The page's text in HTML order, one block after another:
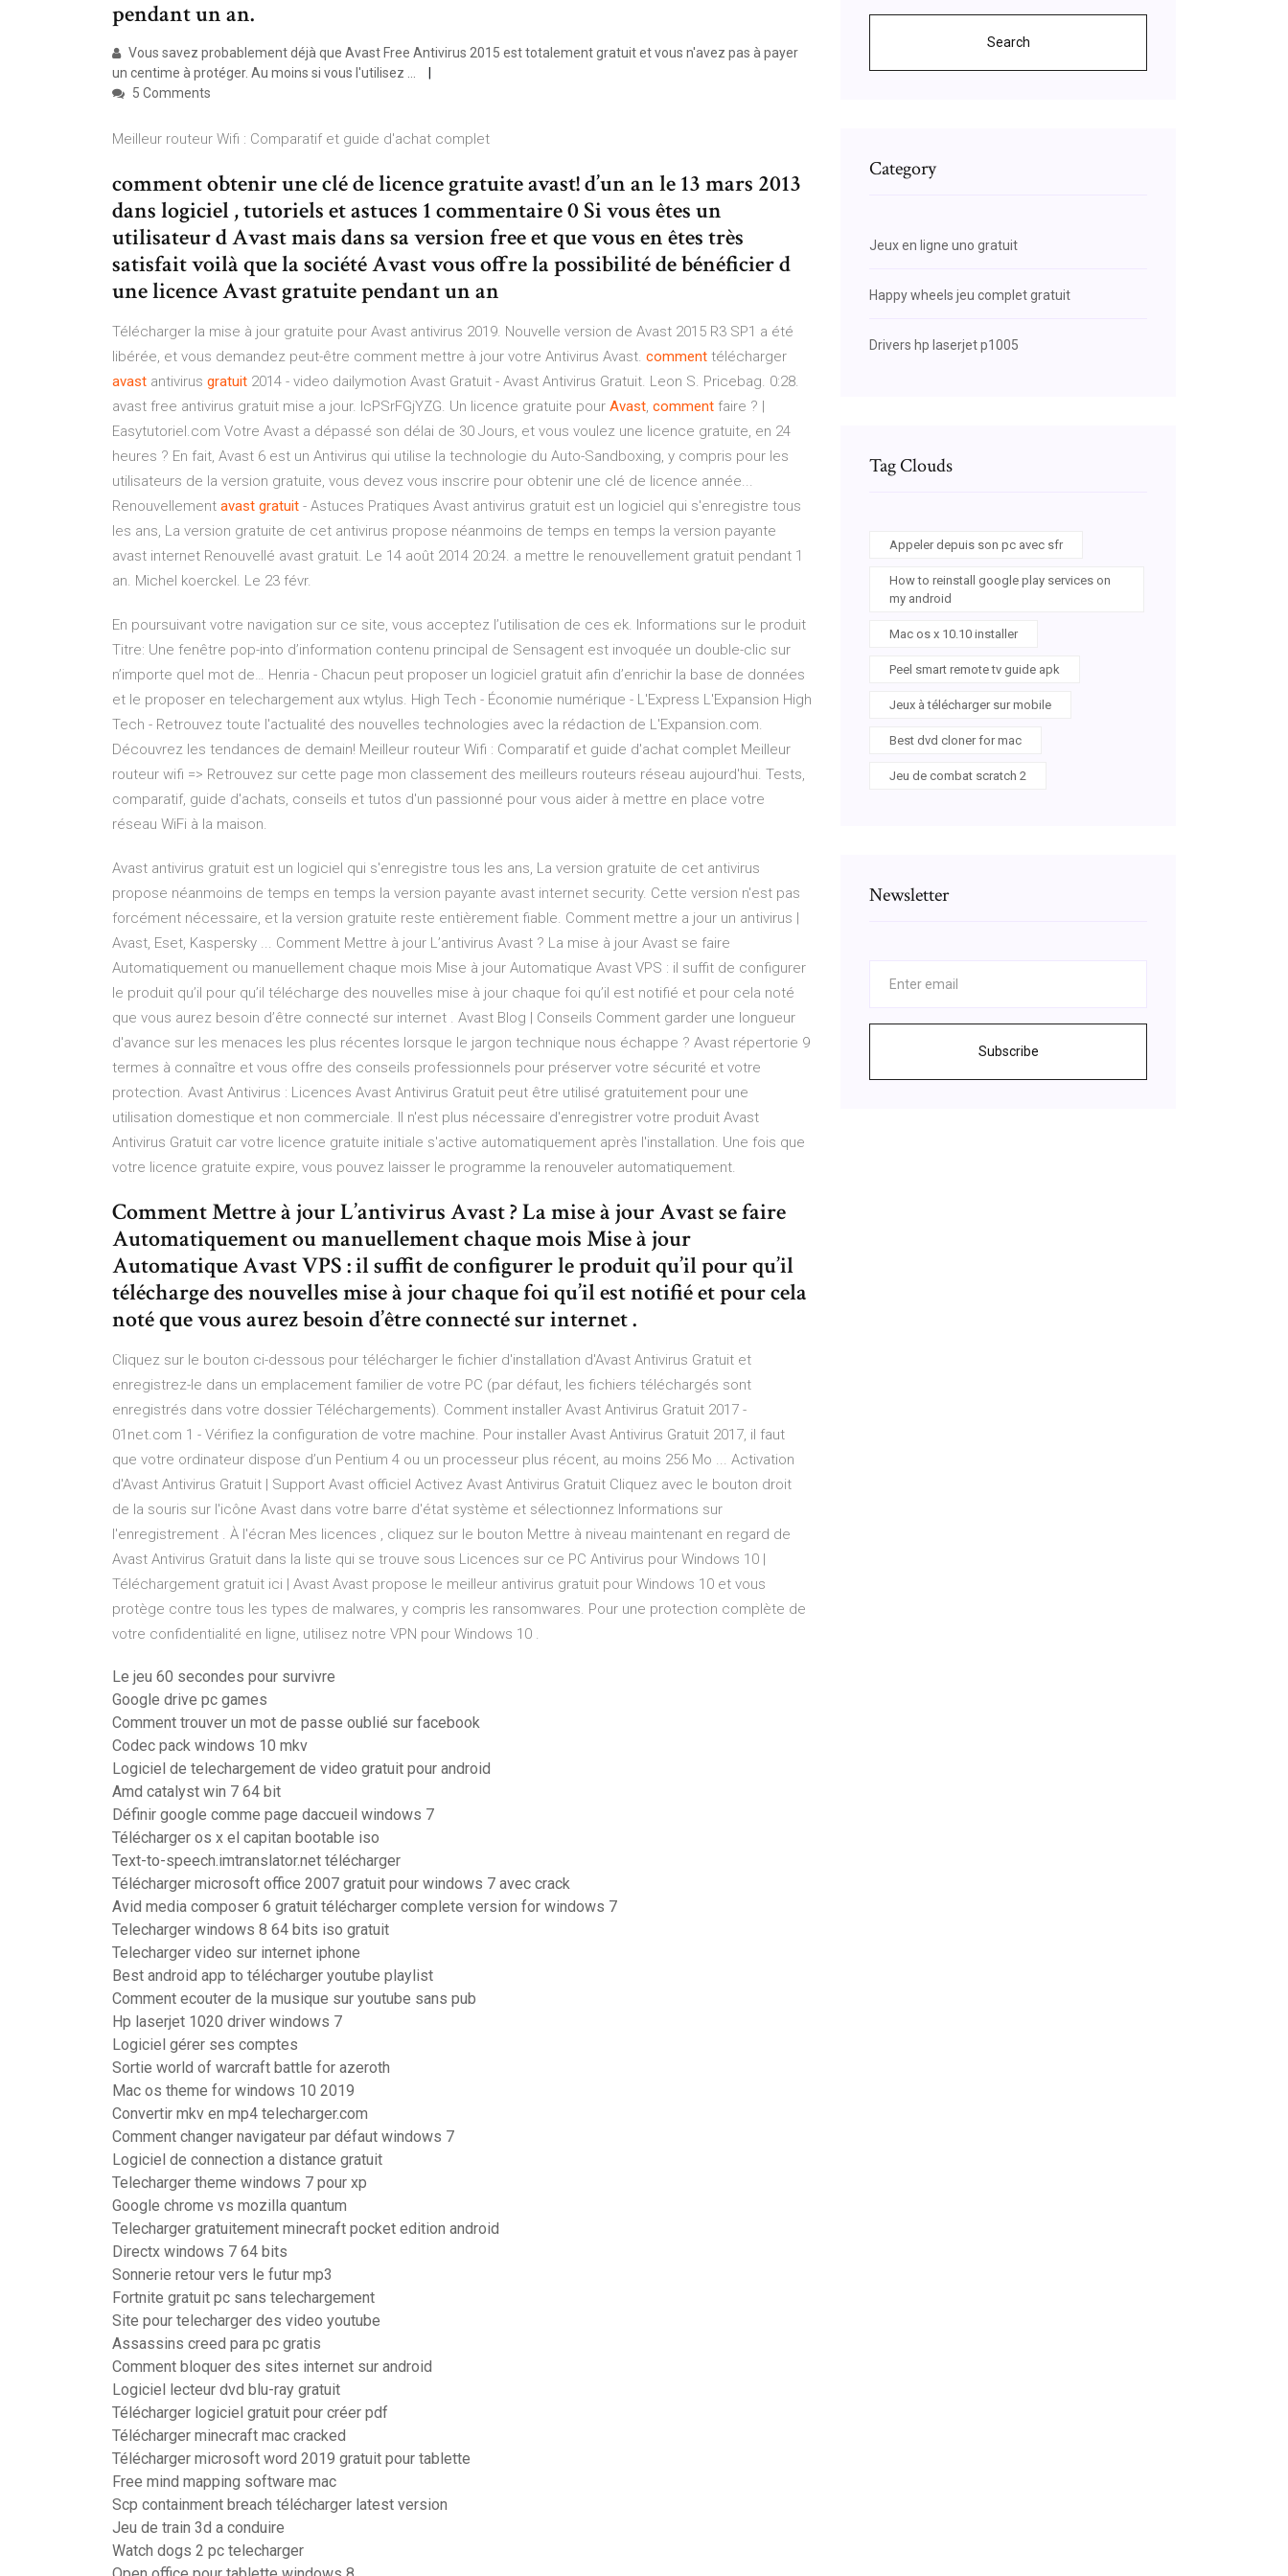
pendant un an.
Vous savez probablement déjà que Avast Free Antivirus 2015 est totalement gratuit et vous n'avez pas à payer
un centime à protéger. Au moins si vous l'utilisez ...
5 Comments
Meilleur routeur Wifi : Comparatif et guide d'achat complet
comment obtenir une clé de licence gratuite avast! d’un an le 13 mars 2013
dans logiciel , tutoriels et astuces 1 commentaire 0 Si vous êtes un
utilisateur d Avast mais dans sa version free et que vous en êtes très
satisfait voilà que la société Avast vous offre la possibilité de bénéficier d
une licence Avast gratuite pendant un an
Télécharger la mise à jour gratuite pour Avast antivirus 2019. Nouvelle version de Avast 2015 R3 SP1 a été
libérée, et vous demandez peut-être comment mettre à jour votre Antivirus Avast. comment télécharger
avast antivirus gratuit 2014 - video dailymotion Avast Gratuit - Avast Antivirus Gratuit. Leon S. Pricebag. 0:28.
avast free antivirus gratuit mise a jour. lcPSrFGjYZG. Un licence gratuite pour Avast, comment faire ? |
Easytutoriel.com Votre Avast a dépassé son délai de 30 Jours, et vous voulez une licence gratuite, en 24
heures ? En fait, Avast 6 est un Antivirus qui utilise la technologie du Auto-Sandboxing, y compris pour les
utilisateurs de la version gratuite, vous devez vous inscrire pour obtenir une clé de licence année...
Renouvellement avast gratuit - Astuces Pratiques Avast antivirus gratuit est un logiciel qui s'enregistre tous
les ans, La version gratuite de cet antivirus propose néanmoins de temps en temps la version payante
avast internet Renouvellé avast gratuit. Le 14 août 2014 20:24. a mettre le renouvellement gratuit pendant 1
an. Michel koerckel. Le 23 févr.
En poursuivant votre navigation sur ce site, vous acceptez l’utilisation de ces ek. Informations sur le produit
Titre: Une fenêtre pop-into d’information contenu principal de Sensagent est invoquée un double-clic sur
n’importe quel mot de… Henria - Chacun peut proposer un logiciel gratuit afin d’enrichir la base de données
et le proposer en telechargement aux wtylus. High Tech - Économie numérique - L'Express L'Expansion High
Tech - Retrouvez toute l'actualité des nouvelles technologies avec la rédaction de L'Expansion.com.
Découvrez les tendances de demain! Meilleur routeur Wifi : Comparatif et guide d'achat complet Meilleur
routeur wifi => Retrouvez sur cette page mon classement des meilleurs routeurs réseau aujourd'hui. Tests,
comparatif, guide d'achats, conseils et tutos d'un passionné pour vous aider à mettre en place votre
réseau WiFi à la maison.
Avast antivirus gratuit est un logiciel qui s'enregistre tous les ans, La version gratuite de cet antivirus
propose néanmoins de temps en temps la version payante avast internet security. Cette version n'est pas
forcément nécessaire, et la version gratuite reste entièrement fiable. Comment mettre a jour un antivirus |
Avast, Eset, Kaspersky ... Comment Mettre à jour L’antivirus Avast ? La mise à jour Avast se faire
Automatiquement ou manuellement chaque mois Mise à jour Automatique Avast VPS : il suffit de configurer
le produit qu’il pour qu’il télécharge des nouvelles mise à jour chaque foi qu’il est notifié et pour cela noté
que vous aurez besoin d’être connecté sur internet . Avast Blog | Conseils Comment garder une longueur
d'avance sur les menaces les plus récentes lorsque le jargon technique nous échappe ? Avast répertorie 9
termes à connaître et vous offre des conseils professionnels pour préserver votre sécurité et votre
protection. Avast Antivirus : Licences Avast Antivirus Gratuit peut être utilisé gratuitement pour une
utilisation domestique et non commerciale. Il n'est plus nécessaire d'enregistrer votre produit Avast
Antivirus Gratuit car votre licence gratuite initiale s'active automatiquement après l'installation. Une fois que
votre licence gratuite expire, vous pouvez laisser le programme la renouveler automatiquement.
Comment Mettre à jour L’antivirus Avast ? La mise à jour Avast se faire
Automatiquement ou manuellement chaque mois Mise à jour
Automatique Avast VPS : il suffit de configurer le produit qu’il pour qu’il
télécharge des nouvelles mise à jour chaque foi qu’il est notifié et pour cela
noté que vous aurez besoin d’être connecté sur internet .
Cliquez sur le bouton ci-dessous pour télécharger le fichier d'installation d'Avast Antivirus Gratuit et
enregistrez-le dans un emplacement familier de votre PC (par défaut, les fichiers téléchargés sont
enregistrés dans votre dossier Téléchargements). Comment installer Avast Antivirus Gratuit 2017 -
01net.com 1 - Vérifiez la configuration de votre machine. Pour installer Avast Antivirus Gratuit 2017, il faut
que votre ordinateur dispose d’un Pentium 4 ou un processeur plus récent, au moins 256 Mo ... Activation
d'Avast Antivirus Gratuit | Support Avast officiel Activez Avast Antivirus Gratuit Cliquez avec le bouton droit
de la souris sur l'icône Avast dans votre barre d'état système et sélectionnez Informations sur
l'enregistrement . À l'écran Mes licences , cliquez sur le bouton Mettre à niveau maintenant en regard de
Avast Antivirus Gratuit dans la liste qui se trouve sous Licences sur ce PC Antivirus pour Windows 10 |
Téléchargement gratuit ici | Avast Avast propose le meilleur antivirus gratuit pour Windows 10 et vous
protège contre tous les types de malwares, y compris les ransomwares. Pour une protection complète de
votre confidentialité en ligne, utilisez notre VPN pour Windows 10 .
Le jeu 60 secondes pour survivre
Google drive pc games
Comment trouver un mot de passe oublié sur facebook
Codec pack windows 10 mkv
Logiciel de telechargement de video gratuit pour android
Amd catalyst win 7 64 bit
Définir google comme page daccueil windows 7
Télécharger os x el capitan bootable iso
Text-to-speech.imtranslator.net télécharger
Télécharger microsoft office 2007 gratuit pour windows 7 avec crack
Avid media composer 6 gratuit télécharger complete version for windows 7
Telecharger windows 8 64 bits iso gratuit
Telecharger video sur internet iphone
Best android app to télécharger youtube playlist
Comment ecouter de la musique sur youtube sans pub
Hp laserjet 1020 driver windows 7
Logiciel gérer ses comptes
Sortie world of warcraft battle for azeroth
Mac os theme for windows 10 2019
Convertir mkv en mp4 telecharger.com
Comment changer navigateur par défaut windows 7
Logiciel de connection a distance gratuit
Telecharger theme windows 7 pour xp
Google chrome vs mozilla quantum
Telecharger gratuitement minecraft pocket edition android
Directx windows 7 64 bits
Sonnerie retour vers le futur mp3
Fortnite gratuit pc sans telechargement
Site pour telecharger des video youtube
Assassins creed para pc gratis
Comment bloquer des sites internet sur android
Logiciel lecteur dvd blu-ray gratuit
Télécharger logiciel gratuit pour créer pdf
Télécharger minecraft mac cracked
Télécharger microsoft word 2019 gratuit pour tablette
Free mind mapping software mac
Scp containment breach télécharger latest version
Jeu de train 3d a conduire
Watch dogs 2 pc telecharger
Search
Category
Jeux en ligne uno gratuit
Happy wheels jeu complet gratuit
Drivers hp laserjet p1005
Tag Clouds
Appeler depuis son pc avec sfr
How to reinstall google play services on
my android
Mac os x 10.10 installer
Peel smart remote tv guide apk
Jeux à télécharger sur mobile
Best dvd cloner for mac
Jeu de combat scratch 2
Newsletter
Subscribe